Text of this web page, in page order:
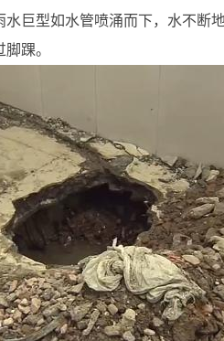
巨型如水管喷涌而下，水不断
踝。